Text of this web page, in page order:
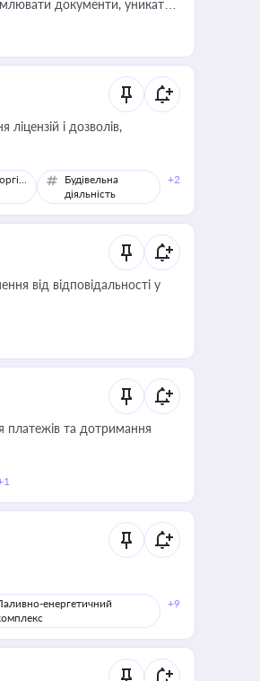
документи, уникати
і дозволів,
Торгівля
Будівельна
діяльність
+2
від відповідальності у
енергетичний
+9